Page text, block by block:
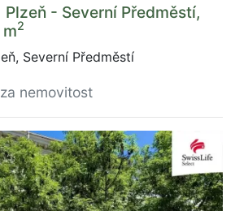
Plzeň - Severní Předměstí,
2
Severní Předměstí
nemovitost